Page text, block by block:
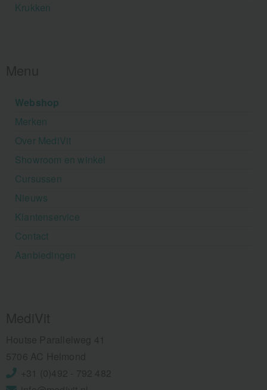
Krukken
Webshop
Merken
Over MediVit
Showroom en winkel
Cursussen
Nieuws
Klantenservice
Contact
Aanbiedingen